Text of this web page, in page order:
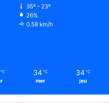
35º - 23º
26%
0.58 km/h
℃ 34 ℃
mer
34 ℃
jeu